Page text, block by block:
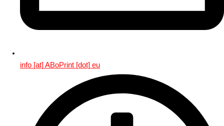
info [at] ABoPrint [dot] eu